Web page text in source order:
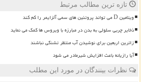
تازه ترین مطالب مرتبط
ویتامین D می تواند پروتئین های سمی آلزایمر را کم کند
ذخایر چربی سلولی به بدن در مبارزه با ویروس ها کمک می نماید
زائرین اربعین برای نوشیدن آب منتظر تشنگی نباشند
آیا رازیانه باعث افزایش شیرمادر می شود
نظرات بینندگان در مورد این مطلب